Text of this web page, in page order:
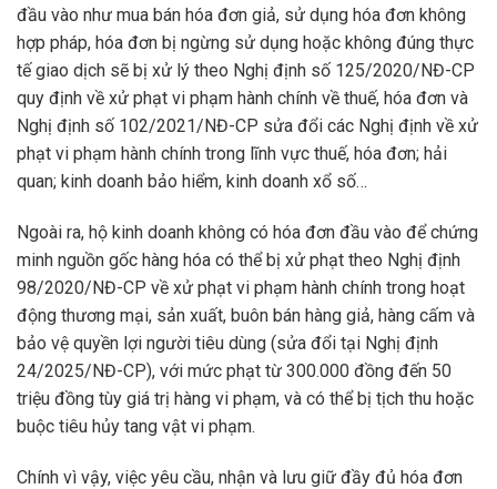
đầu vào như mua bán hóa đơn giả, sử dụng hóa đơn không
hợp pháp, hóa đơn bị ngừng sử dụng hoặc không đúng thực
tế giao dịch sẽ bị xử lý theo Nghị định số 125/2020/NĐ-CP
quy định về xử phạt vi phạm hành chính về thuế, hóa đơn và
Nghị định số 102/2021/NĐ-CP sửa đổi các Nghị định về xử
phạt vi phạm hành chính trong lĩnh vực thuế, hóa đơn; hải
quan; kinh doanh bảo hiểm, kinh doanh xổ số…
Ngoài ra, hộ kinh doanh không có hóa đơn đầu vào để chứng
minh nguồn gốc hàng hóa có thể bị xử phạt theo Nghị định
98/2020/NĐ-CP về xử phạt vi phạm hành chính trong hoạt
động thương mại, sản xuất, buôn bán hàng giả, hàng cấm và
bảo vệ quyền lợi người tiêu dùng (sửa đổi tại Nghị định
24/2025/NĐ-CP), với mức phạt từ 300.000 đồng đến 50
triệu đồng tùy giá trị hàng vi phạm, và có thể bị tịch thu hoặc
buộc tiêu hủy tang vật vi phạm.
Chính vì vậy, việc yêu cầu, nhận và lưu giữ đầy đủ hóa đơn